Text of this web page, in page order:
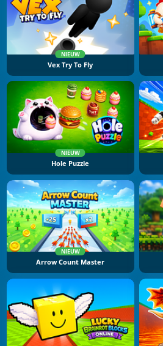
NIEUW
Vex Try To Fly
NIEUW
Hole Puzzle
NIEUW
Arrow Count Master